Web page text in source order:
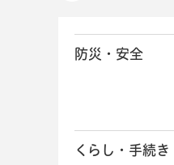
防災・安全
くらし・手続き